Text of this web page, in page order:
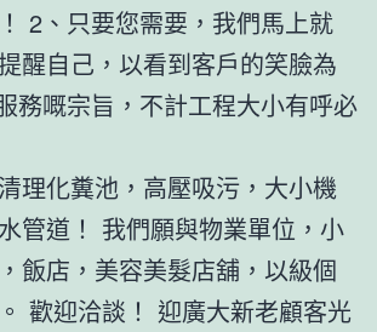
2、只要您需要，我們馬上就
醒自己，以看到客戶的笑臉為
務嘅宗旨，不計工程大小有呼必
理化糞池，高壓吸污，大小機
管道！ 我們願與物業單位，小
飯店，美容美髮店舖，以級個
歡迎洽談！ 迎廣大新老顧客光